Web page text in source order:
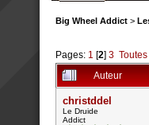
Big Wheel Addict >
Pages: 1 [2] 3 Toutes
Auteur
christddel
Le Druide
Addict